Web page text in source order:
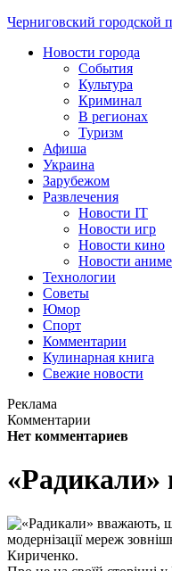
Черниговский городской
Новости города
События
Культура
Криминал
В регионах
Туризм
Афиша
Украина
Зарубежом
Развлечения
Новости IT
Новости игр
Новости кино
Новости аниме
Технологии
Советы
Юмор
Спорт
Комментарии
Кулинарная книга
Свежие новости
Реклама
Комментарии
Нет комментариев
«Радикали»
модернізації мереж
Кириченко.